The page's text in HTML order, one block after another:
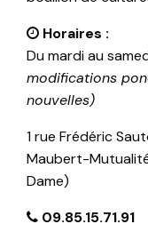
Horaires :
Du mardi au
modifications
nouvelles)
1 rue Frédéric
Maubert-
Dame)
09.85.15.71.91